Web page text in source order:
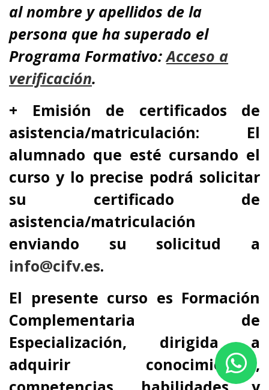
al nombre y apellidos de la
persona que ha superado el
Programa Formativo: Acceso a
verificación.
+ Emisión de certificados de
asistencia/matriculación: El
alumnado que esté cursando el
curso y lo precise podrá solicitar
su certificado de
asistencia/matriculación
enviando su solicitud a
info@cifv.es.
El presente curso es Formación
Complementaria de
Especialización, dirigida a
adquirir conocimientos,